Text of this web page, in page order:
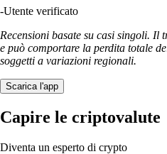
-Utente verificato
Recensioni basate su casi singoli.
e può comportare la perdita totale
soggetti a variazioni regionali.
Scarica l'app
Capire le criptovalute
Diventa un esperto di crypto